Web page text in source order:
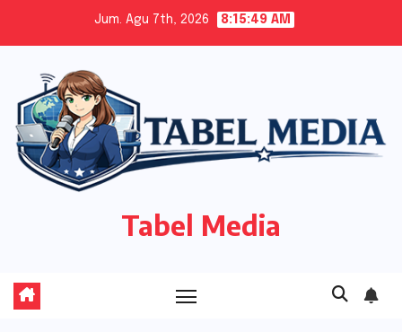
Jum. Agu 7th, 2026 8:15:50 AM
Tabel Media